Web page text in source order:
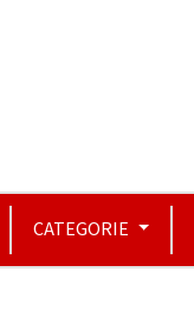
CATEGORIE